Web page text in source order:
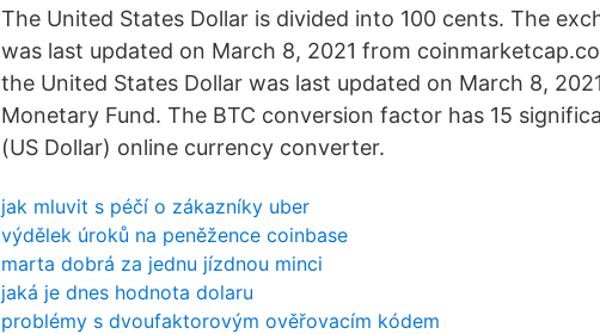
The United States Dollar is divided into 100 cents. The
was last updated on March 8, 2021 from
the United States Dollar was last updated on March 8,
Monetary Fund. The BTC conversion factor has 15
(US Dollar) online currency converter.
jak mluvit s péčí o zákazníky uber
výdělek úroků na peněžence coinbase
marta dobrá za jednu jízdnou minci
jaká je dnes hodnota dolaru
problémy s dvoufaktorovým ověřovacím kódem